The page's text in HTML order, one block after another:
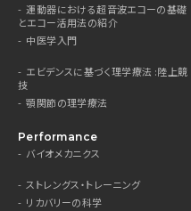
運動器における超音波エコーの基礎
とエコー活用法の紹介
中医学入門
エビデンスに基づく理学療法 :陸上競
技
顎関節の理学療法
Performance
バイオメカニクス
ストレングス・トレーニング
リカバリーの科学